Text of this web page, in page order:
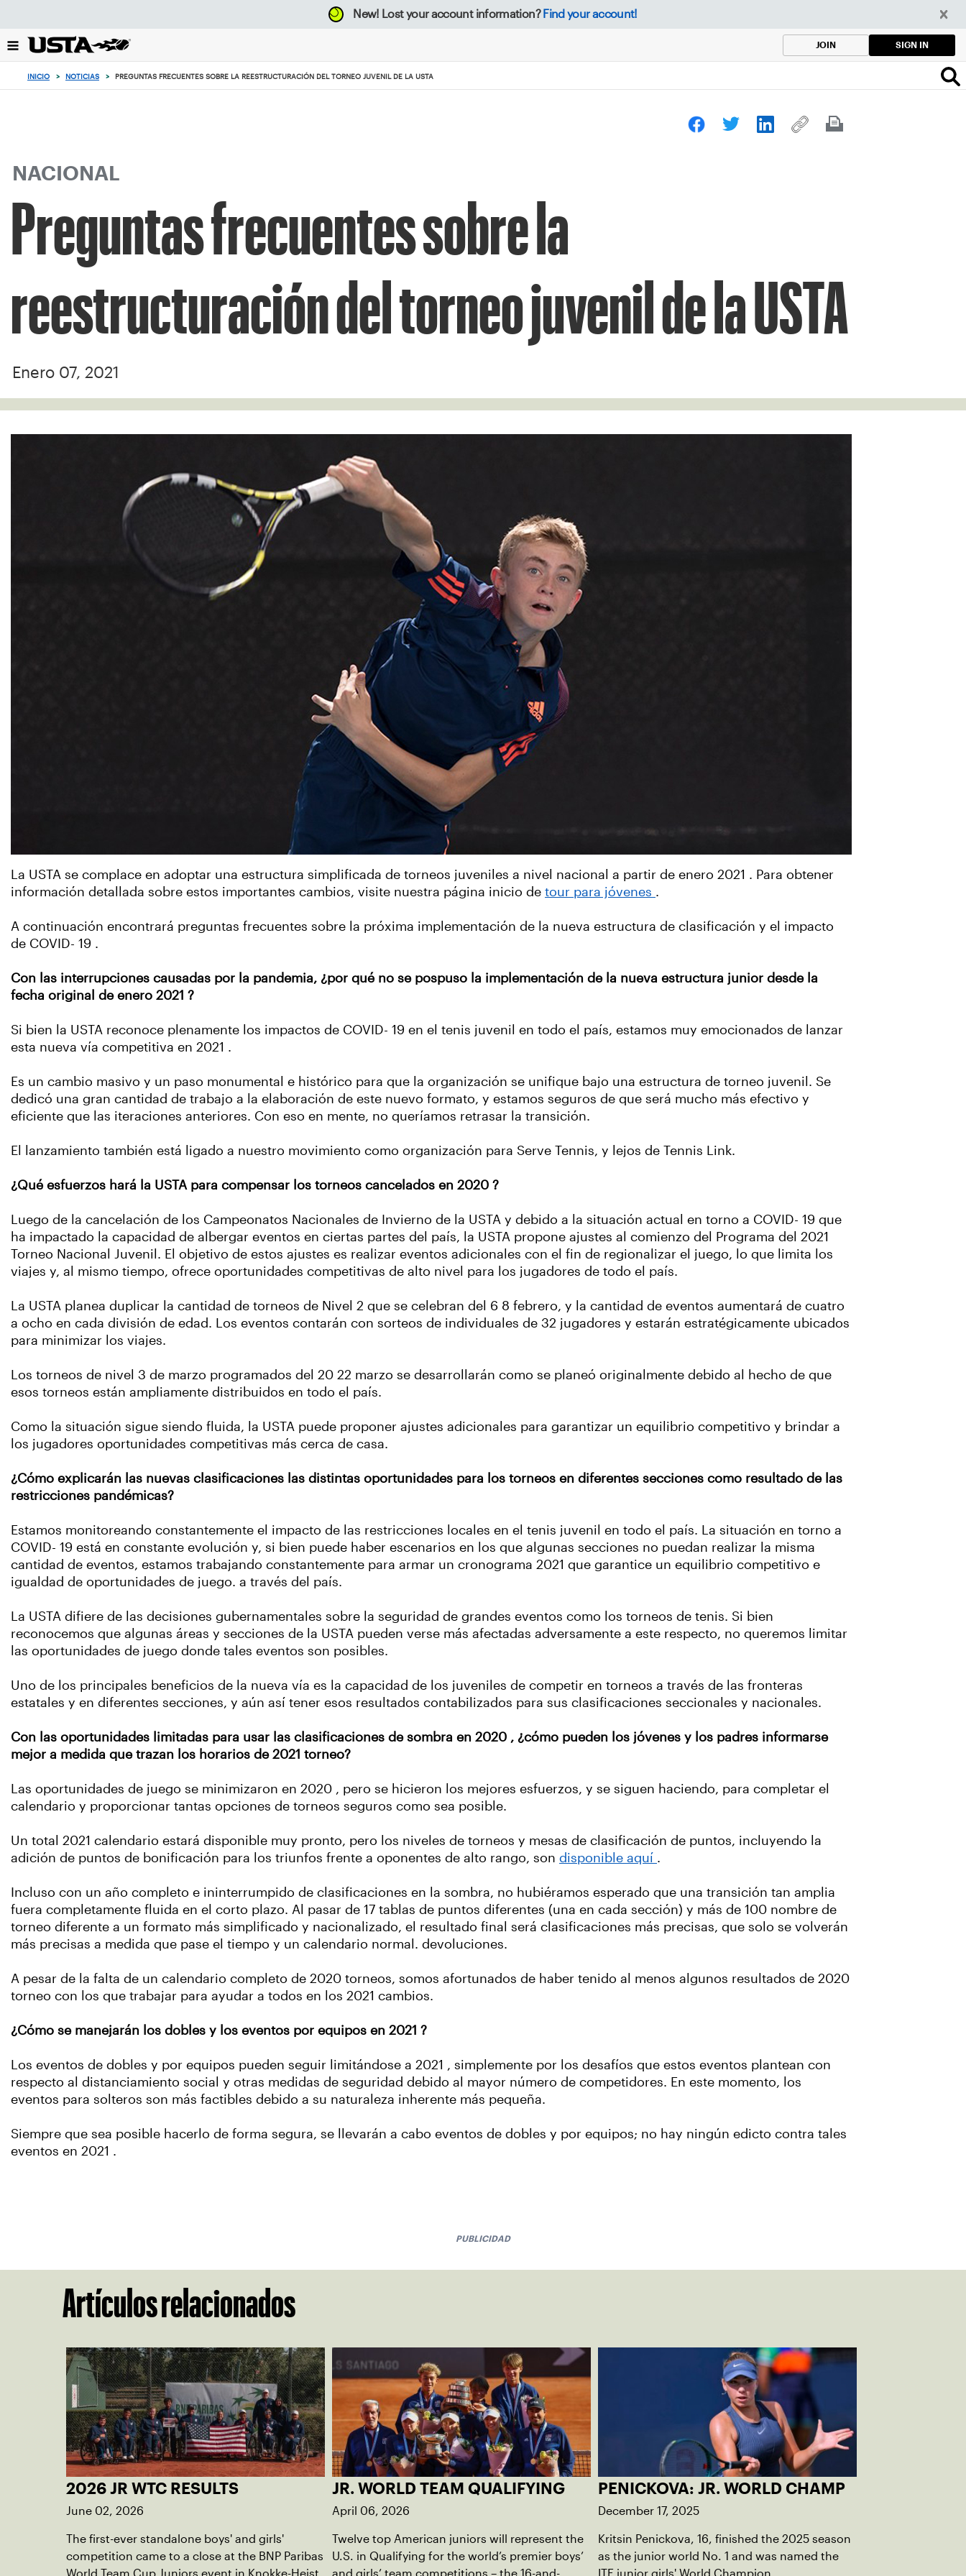
el
botón
New! Lost your account information? Find your account!
JOIN SIGN IN
INICIO > NOTICIAS > PREGUNTAS FRECUENTES SOBRE LA REESTRUCTURACIÓN DEL TORNEO JUVENIL DE LA USTA
NACIONAL
Preguntas frecuentes sobre la
reestructuración del torneo juvenil de la USTA
Enero 07, 2021
La USTA se complace en adoptar una estructura simplificada de torneos juveniles a nivel nacional a partir de enero 2021 . Para obtener
información detallada sobre estos importantes cambios, visite nuestra página inicio de tour para jóvenes .
A continuación encontrará preguntas frecuentes sobre la próxima implementación de la nueva estructura de clasificación y el impacto
de COVID- 19 .
Con las interrupciones causadas por la pandemia, ¿por qué no se pospuso la implementación de la nueva estructura junior desde la
fecha original de enero 2021 ?
Si bien la USTA reconoce plenamente los impactos de COVID- 19 en el tenis juvenil en todo el país, estamos muy emocionados de lanzar
esta nueva vía competitiva en 2021 .
Es un cambio masivo y un paso monumental e histórico para que la organización se unifique bajo una estructura de torneo juvenil. Se
dedicó una gran cantidad de trabajo a la elaboración de este nuevo formato, y estamos seguros de que será mucho más efectivo y
eficiente que las iteraciones anteriores. Con eso en mente, no queríamos retrasar la transición.
El lanzamiento también está ligado a nuestro movimiento como organización para Serve Tennis, y lejos de Tennis Link.
¿Qué esfuerzos hará la USTA para compensar los torneos cancelados en 2020 ?
Luego de la cancelación de los Campeonatos Nacionales de Invierno de la USTA y debido a la situación actual en torno a COVID- 19 que
ha impactado la capacidad de albergar eventos en ciertas partes del país, la USTA propone ajustes al comienzo del Programa del 2021
Torneo Nacional Juvenil. El objetivo de estos ajustes es realizar eventos adicionales con el fin de regionalizar el juego, lo que limita los
viajes y, al mismo tiempo, ofrece oportunidades competitivas de alto nivel para los jugadores de todo el país.
La USTA planea duplicar la cantidad de torneos de Nivel 2 que se celebran del 6 8 febrero, y la cantidad de eventos aumentará de cuatro
a ocho en cada división de edad. Los eventos contarán con sorteos de individuales de 32 jugadores y estarán estratégicamente ubicados
para minimizar los viajes.
Los torneos de nivel 3 de marzo programados del 20 22 marzo se desarrollarán como se planeó originalmente debido al hecho de que
esos torneos están ampliamente distribuidos en todo el país.
Como la situación sigue siendo fluida, la USTA puede proponer ajustes adicionales para garantizar un equilibrio competitivo y brindar a
los jugadores oportunidades competitivas más cerca de casa.
¿Cómo explicarán las nuevas clasificaciones las distintas oportunidades para los torneos en diferentes secciones como resultado de las
restricciones pandémicas?
Estamos monitoreando constantemente el impacto de las restricciones locales en el tenis juvenil en todo el país. La situación en torno a
COVID- 19 está en constante evolución y, si bien puede haber escenarios en los que algunas secciones no puedan realizar la misma
cantidad de eventos, estamos trabajando constantemente para armar un cronograma 2021 que garantice un equilibrio competitivo e
igualdad de oportunidades de juego. a través del país.
La USTA difiere de las decisiones gubernamentales sobre la seguridad de grandes eventos como los torneos de tenis. Si bien
reconocemos que algunas áreas y secciones de la USTA pueden verse más afectadas adversamente a este respecto, no queremos limitar
las oportunidades de juego donde tales eventos son posibles.
Uno de los principales beneficios de la nueva vía es la capacidad de los juveniles de competir en torneos a través de las fronteras
estatales y en diferentes secciones, y aún así tener esos resultados contabilizados para sus clasificaciones seccionales y nacionales.
Con las oportunidades limitadas para usar las clasificaciones de sombra en 2020 , ¿cómo pueden los jóvenes y los padres informarse
mejor a medida que trazan los horarios de 2021 torneo?
Las oportunidades de juego se minimizaron en 2020 , pero se hicieron los mejores esfuerzos, y se siguen haciendo, para completar el
calendario y proporcionar tantas opciones de torneos seguros como sea posible.
Un total 2021 calendario estará disponible muy pronto, pero los niveles de torneos y mesas de clasificación de puntos, incluyendo la
adición de puntos de bonificación para los triunfos frente a oponentes de alto rango, son disponible aquí .
Incluso con un año completo e ininterrumpido de clasificaciones en la sombra, no hubiéramos esperado que una transición tan amplia
fuera completamente fluida en el corto plazo. Al pasar de 17 tablas de puntos diferentes (una en cada sección) y más de 100 nombre de
torneo diferente a un formato más simplificado y nacionalizado, el resultado final será clasificaciones más precisas, que solo se volverán
más precisas a medida que pase el tiempo y un calendario normal. devoluciones.
A pesar de la falta de un calendario completo de 2020 torneos, somos afortunados de haber tenido al menos algunos resultados de 2020
torneo con los que trabajar para ayudar a todos en los 2021 cambios.
¿Cómo se manejarán los dobles y los eventos por equipos en 2021 ?
Los eventos de dobles y por equipos pueden seguir limitándose a 2021 , simplemente por los desafíos que estos eventos plantean con
respecto al distanciamiento social y otras medidas de seguridad debido al mayor número de competidores. En este momento, los
eventos para solteros son más factibles debido a su naturaleza inherente más pequeña.
Siempre que sea posible hacerlo de forma segura, se llevarán a cabo eventos de dobles y por equipos; no hay ningún edicto contra tales
eventos en 2021 .
PUBLICIDAD
Artículos relacionados
2026 JR WTC RESULTS
June 02, 2026
The first-ever standalone boys' and girls'
competition came to a close at the BNP Paribas
World Team Cup Juniors event in Knokke-Heist,
JR. WORLD TEAM QUALIFYING
April 06, 2026
Twelve top American juniors will represent the
U.S. in Qualifying for the world’s premier boys’
and girls’ team competitions – the 16-and-
PENICKOVA: JR. WORLD CHAMP
December 17, 2025
Kritsin Penickova, 16, finished the 2025 season
as the junior world No. 1 and was named the
ITF junior girls' World Champion.